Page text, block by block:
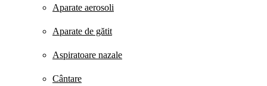
Aparate aerosoli
Aparate de gătit
Aspiratoare nazale
Cântare